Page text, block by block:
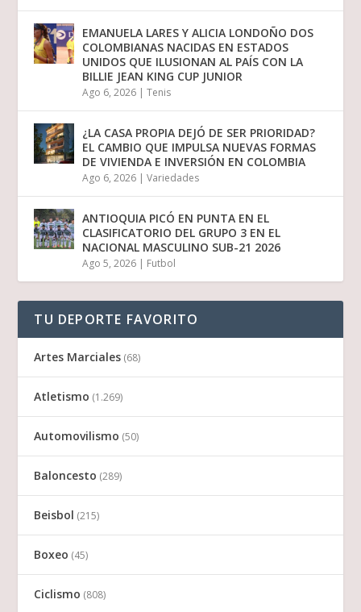
EMANUELA LARES Y ALICIA LONDOÑO DOS
COLOMBIANAS NACIDAS EN ESTADOS
UNIDOS QUE ILUSIONAN AL PAÍS CON LA
BILLIE JEAN KING CUP JUNIOR
Ago 6, 2026 |Tenis
¿LA CASA PROPIA DEJÓ DE SER PRIORIDAD?
EL CAMBIO QUE IMPULSA NUEVAS FORMAS
DE VIVIENDA E INVERSIÓN EN COLOMBIA
Ago 6, 2026 |Variedades
ANTIOQUIA PICÓ EN PUNTA EN EL
CLASIFICATORIO DEL GRUPO 3 EN EL
NACIONAL MASCULINO SUB-21 2026
Ago 5, 2026 | Futbol
TU DEPORTE FAVORITO
Artes Marciales (68)
Atletismo (1.269)
Automovilismo (50)
Baloncesto (289)
Beisbol (215)
Boxeo (45)
Ciclismo (808)